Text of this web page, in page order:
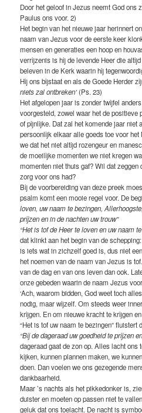
Door het geloof in Jezus neemt God ons
Paulus ons voor. 2)
Het begin van het nieuwe jaar herinnert
naam van Jezus voor de eerste keer
mensen en generaties een hoop en
verrijzenis is hij de levende Heer die
beleven in de Kerk waarin hij
Hij ons bijstaat en als de Goede Herder
niets zal ontbreken’(Ps. 23)
Het afgelopen jaar is zonder twijfel
voorgesteld, zowel waar het de positieve
of pijnlijke. Dat zal het komende jaar niet
persoonlijk elkaar alle goeds toe voor
we dat het niet altijd rozengeur en
de moeilijke momenten we niet kregen
momenten niet thuis gaf? Wil dat
zorg voor ons had?
Bij de voorbereiding van deze preek
psalm komt een mooie regel voor. De
loven, uw naam te bezingen,
prijzen en in de nachten uw trouw”
“Het is tof de Heer te loven en uw naam
dat klinkt aan het begin van de
is iets wat in zichzelf goed is, dus niet
het noemen van de naam van Jezus is
van de dag en van ons leven dan ook.
onze gebeden waarin de naam Jezus
‘Ach, waarom bidden, God weet toch
nodig, maar wijzelf. Om steeds weer
krijgen. En om nieuwe kracht te krijgen
“Het is tof uw naam te bezingen” fluistert
“Bij de dageraad uw goedheid te prijzen
dageraad gaat de zon op. Alles lacht
kijken, kunnen plannen maken, we
doen. Dan voelen we ons gezegende
dankbaarheid.
Maar ’s nachts als het pikkedonker is,
duister en moeten op passen niet te
geluk dat ons toelacht. De nacht is